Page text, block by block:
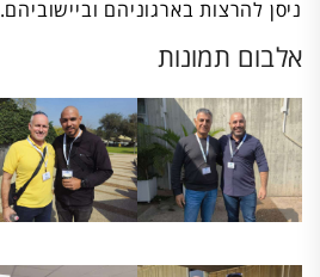
ניסן להרצות בארגוניהם וביישוביהם.
אלבום תמונות